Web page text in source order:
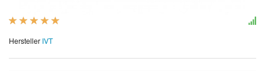
Hersteller IVT